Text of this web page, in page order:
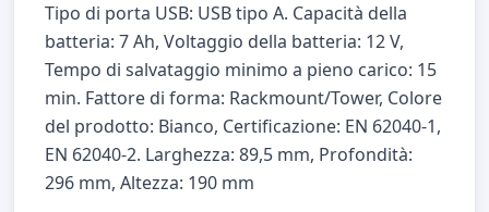
Tipo di porta USB: USB tipo A. Capacità della
batteria: 7 Ah, Voltaggio della batteria: 12 V,
Tempo di salvataggio minimo a pieno carico: 15
min. Fattore di forma: Rackmount/Tower, Colore
del prodotto: Bianco, Certificazione: EN 62040-1,
EN 62040-2. Larghezza: 89,5 mm, Profondità:
296 mm, Altezza: 190 mm